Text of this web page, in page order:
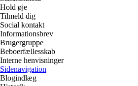
Hold øje
Tilmeld dig
Social kontakt
Informationsbrev
Brugergruppe
Beboerfællesskab
Interne henvisninger
Sidenavigation
Blogindlæg